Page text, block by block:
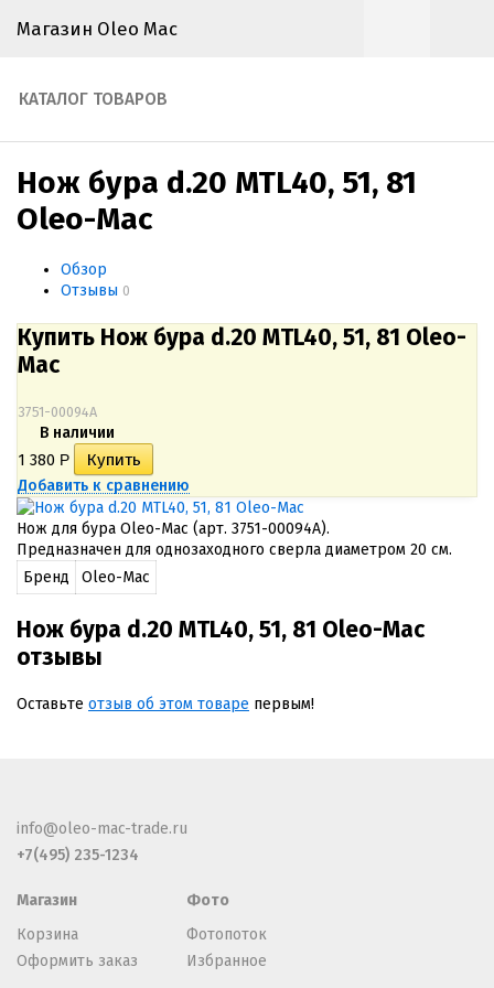
Магазин Oleo Mac
КАТАЛОГ ТОВАРОВ
Нож бура d.20 MTL40, 51, 81
Oleo-Mac
Обзор
Отзывы 0
Купить Нож бура d.20 MTL40, 51, 81 Oleo-
Mac
3751-00094A
В наличии
1 380 Р
Добавить к сравнению
Нож для бура Oleo-Mac (арт. 3751-00094A).
Предназначен для однозаходного сверла диаметром 20 см.
Бренд
Oleo-Mac
Нож бура d.20 MTL40, 51, 81 Oleo-Mac
отзывы
Оставьте отзыв об этом товаре первым!
info@oleo-mac-trade.ru
+7(495) 235-1234
Магазин
Корзина
Оформить заказ
Фото
Фотопоток
Избранное